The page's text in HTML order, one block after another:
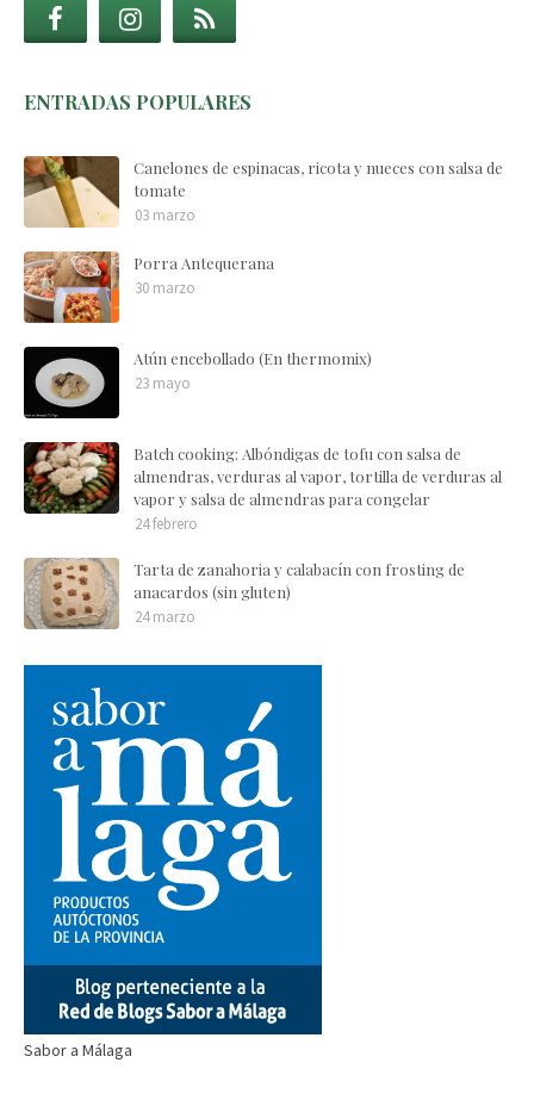
ENTRADAS POPULARES
Canelones de espinacas, ricota y nueces con salsa de
tomate
03 marzo
Porra Antequerana
30 marzo
Atún encebollado (En thermomix)
23 mayo
Batch cooking: Albóndigas de tofu con salsa de
almendras, verduras al vapor, tortilla de verduras al
vapor y salsa de almendras para congelar
24 febrero
Tarta de zanahoria y calabacín con frosting de
anacardos (sin gluten)
24 marzo
Sabor a Málaga